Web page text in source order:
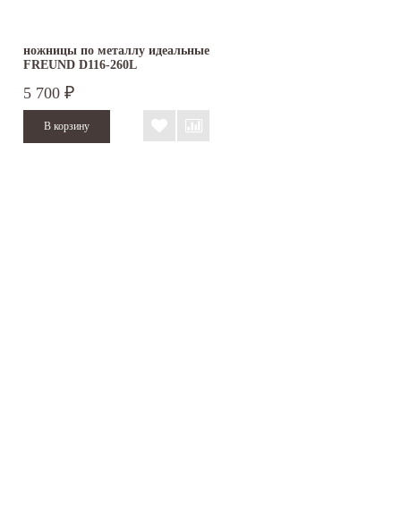
ножницы по металлу идеальные
FREUND D116-260L
5 700 ₽